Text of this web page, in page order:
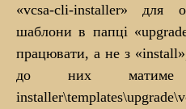
«vcsa-cli-installer» для
шаблони в папці
працювати, а не з
до них матиме